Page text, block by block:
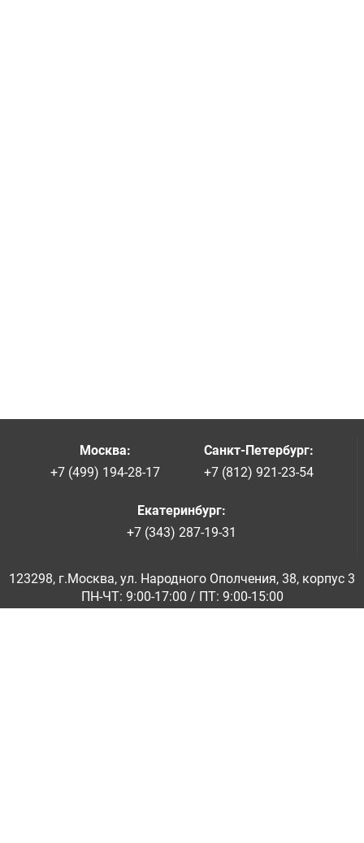
Москва:
+7 (499) 194-28-17
Санкт-Петербург:
+7 (812) 921-23-54
Екатеринбург:
+7 (343) 287-19-31
123298, г.Москва, ул. Народного Ополчения, 38, корпус 3
ПН-ЧТ: 9:00-17:00 / ПТ: 9:00-15:00